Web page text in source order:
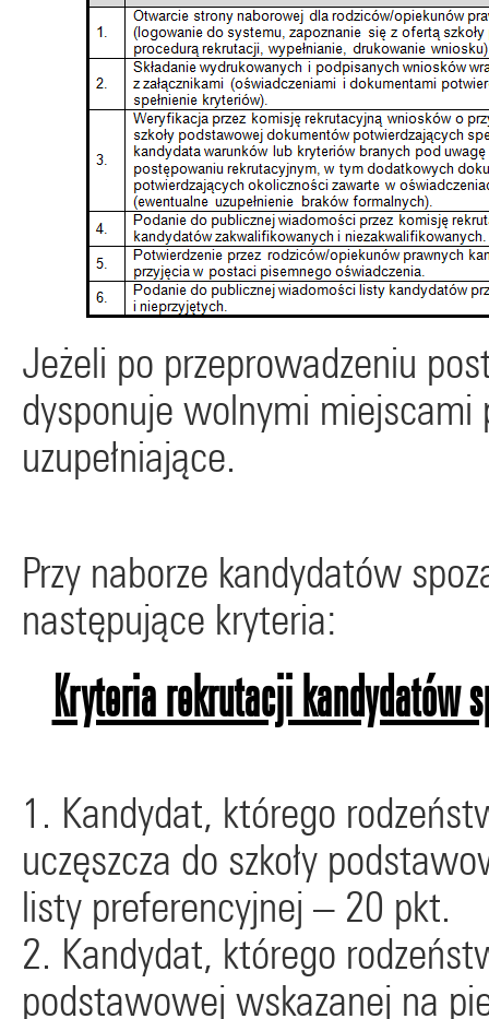
Jeżeli po przeprowadzeniu
dysponuje wolnymi
uzupełniające.
Przy naborze kandydatów
następujące kryteria:
Kryteria rekrutacji kandydatów
1. Kandydat, którego
uczęszcza do szkoły
listy preferencyjnej – 20 pkt.
2. Kandydat, którego
podstawowej wskazanej na